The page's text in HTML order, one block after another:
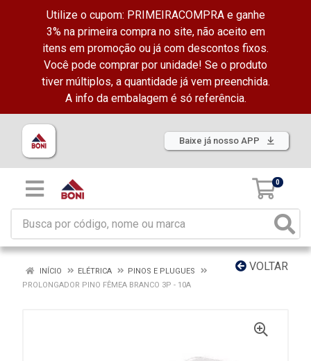
Utilize o cupom: PRIMEIRACOMPRA e ganhe
3% na primeira compra no site, não aceito em
itens em promoção ou já com descontos fixos.
Você pode comprar por unidade! Se o produto
tiver múltiplos, a quantidade já vem preenchida.
A info da embalagem é só referência.
Baixe já nosso APP
0
VOLTAR
INÍCIO ELÉTRICA
PINOS E PLUGUES
PROLONGADOR PINO FÊMEA BRANCO 3P - 10A